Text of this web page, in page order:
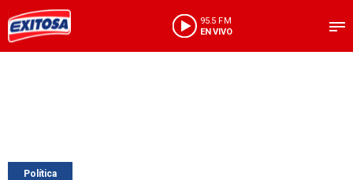
95.5 FM
EN VIVO
Política